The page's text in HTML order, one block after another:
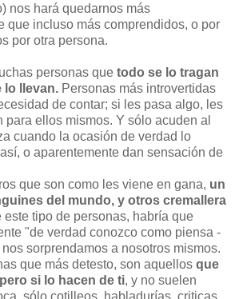
nos hará quedarnos más
que incluso más comprendidos, o por
por otra persona.
personas que todo se lo tragan
lo llevan. Personas más introvertidas
de contar; si les pasa algo, les
para ellos mismos. Y sólo acuden al
cuando la ocasión de verdad lo
o aparentemente dan sensación de
que son como les viene en gana, un
del mundo, y otros cremallera
este tipo de personas, habría que
"de verdad conozco como piensa -
sorprendamos a nosotros mismos.
que más detesto, son aquellos que
si lo hacen de ti, y no suelen
sólo cotilleos, habladurías, criticas...